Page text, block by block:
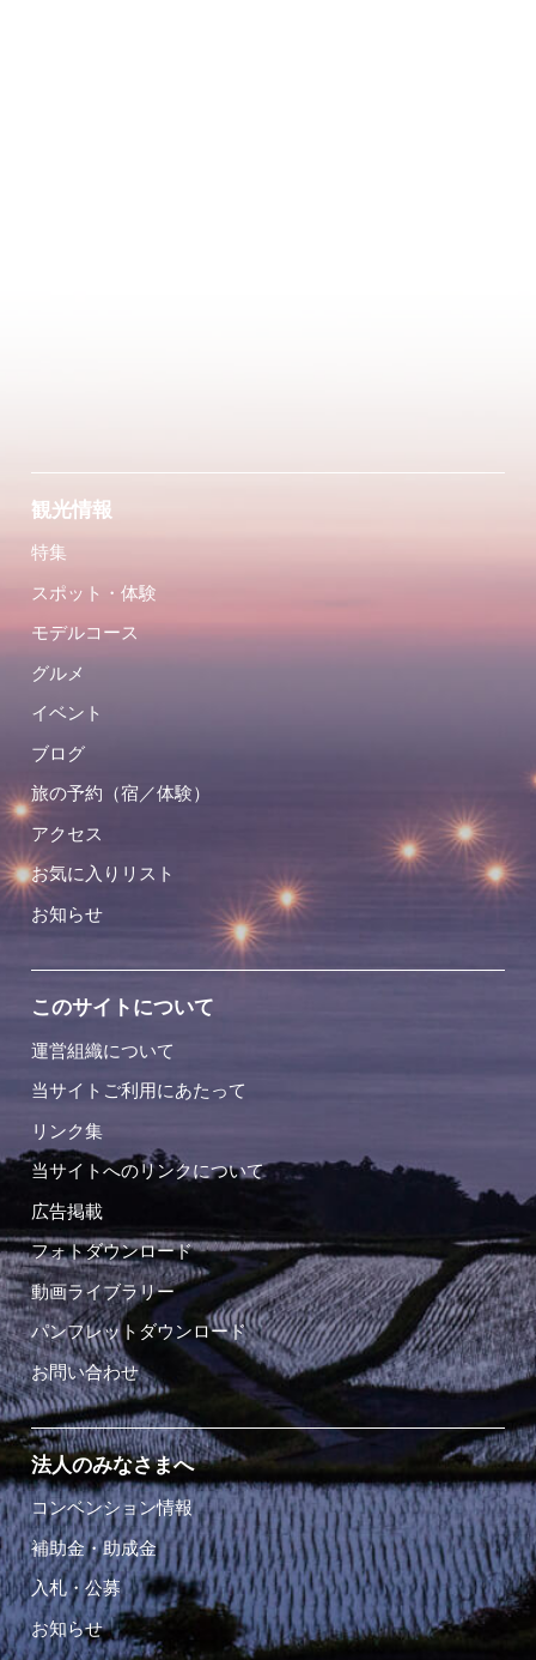
観光情報
特集
スポット・体験
モデルコース
グルメ
イベント
ブログ
旅の予約（宿／体験）
アクセス
お気に入りリスト
お知らせ
このサイトについて
運営組織について
当サイトご利用にあたって
リンク集
当サイトへのリンクについて
広告掲載
フォトダウンロード
動画ライブラリー
パンフレットダウンロード
お問い合わせ
法人のみなさまへ
コンベンション情報
補助金・助成金
入札・公募
お知らせ